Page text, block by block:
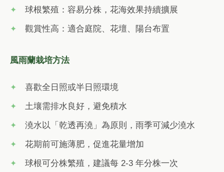
球根繁殖：容易分株，花海效果持續擴展
觀賞性高：適合庭院、花壇、陽台布置
風雨蘭栽培方法
喜歡全日照或半日照環境
土壤需排水良好，避免積水
澆水以「乾透再澆」為原則，雨季可減少澆水
花期前可施薄肥，促進花量增加
球根可分株繁殖，建議每 2-3 年分株一次